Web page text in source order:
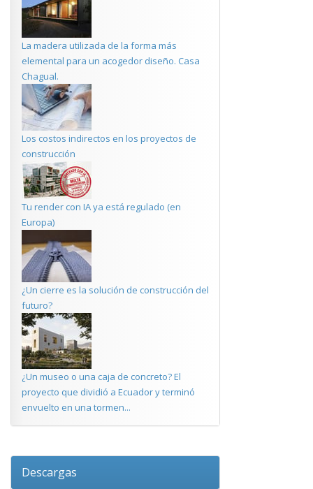
La madera utilizada de la forma más
elemental para un acogedor diseño. Casa
Chagual.
Los costos indirectos en los proyectos de
construcción
Tu render con IA ya está regulado (en
Europa)
¿Un cierre es la solución de construcción del
futuro?
¿Un museo o una caja de concreto? El
proyecto que dividió a Ecuador y terminó
envuelto en una tormen...
Descargas